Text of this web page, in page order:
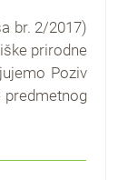
br. 2/2017)
prirodne
Poziv
predmetnog